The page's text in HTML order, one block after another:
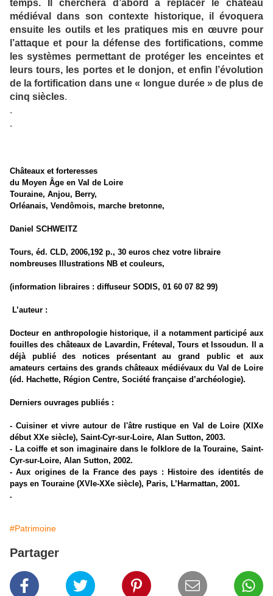
temps. Il cherchera d’abord à replacer le château
médiéval dans son contexte historique, il évoquera
ensuite les outils et les pratiques mis en œuvre pour
l’attaque et pour la défense des fortifications, comme
les systèmes permettant de protéger les enceintes et
leurs tours, les portes et le donjon, et enfin l’évolution
de la fortification dans une « longue durée » de plus de
cinq siècles.
.
.
Châteaux et forteresses
du Moyen Âge en Val de Loire
Touraine, Anjou, Berry,
Orléanais, Vendômois, marche bretonne,
Daniel SCHWEITZ
Tours, éd. CLD, 2006,192 p., 30 euros chez votre libraire
nombreuses Illustrations NB et couleurs,
(information libraires : diffuseur SODIS, 01 60 07 82 99)
L’auteur :
Docteur en anthropologie historique, il a notamment participé aux
fouilles des châteaux de Lavardin, Fréteval, Tours et Issoudun. Il a
déjà publié des notices présentant au grand public et aux
amateurs certains des grands châteaux médiévaux du Val de Loire
(éd. Hachette, Région Centre, Société française d’archéologie).
Derniers ouvrages publiés :
- Cuisiner et vivre autour de l'âtre rustique en Val de Loire (XIXe
début XXe siècle), Saint-Cyr-sur-Loire, Alan Sutton, 2003.
- La coiffe et son imaginaire dans le folklore de la Touraine, Saint-
Cyr-sur-Loire, Alan Sutton, 2002.
- Aux origines de la France des pays : Histoire des identités de
pays en Touraine (XVIe-XXe siècle), Paris, L’Harmattan, 2001.
.
#Patrimoine
Partager